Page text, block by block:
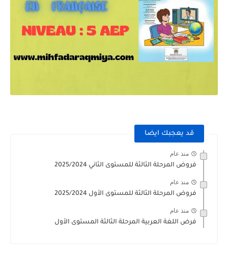
قد يعجبك ايضا
منذ عام
فروض المرحلة الثالثة للمستوى الثاني 2025/2024
منذ عام
فروض المرحلة الثالثة للمستوى الأول 2025/2024
منذ عام
فرض اللغة العربية المرحلة الثالثة المستوى الأول